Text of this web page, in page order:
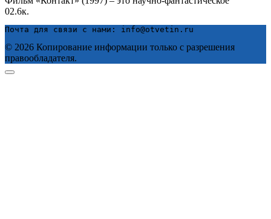
02.6к.
Почта для связи с нами: info@otvetin.ru
© 2026 Копирование информации только с разрешения
правообладателя.